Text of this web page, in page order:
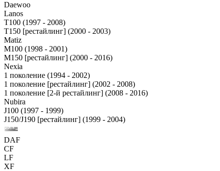
Daewoo
Lanos
T100 (1997 - 2008)
T150 [рестайлинг] (2000 - 2003)
Matiz
M100 (1998 - 2001)
M150 [рестайлинг] (2000 - 2016)
Nexia
1 поколение (1994 - 2002)
1 поколение [рестайлинг] (2002 - 2008)
1 поколение [2-й рестайлинг] (2008 - 2016)
Nubira
J100 (1997 - 1999)
J150/J190 [рестайлинг] (1999 - 2004)
DAF
CF
LF
XF